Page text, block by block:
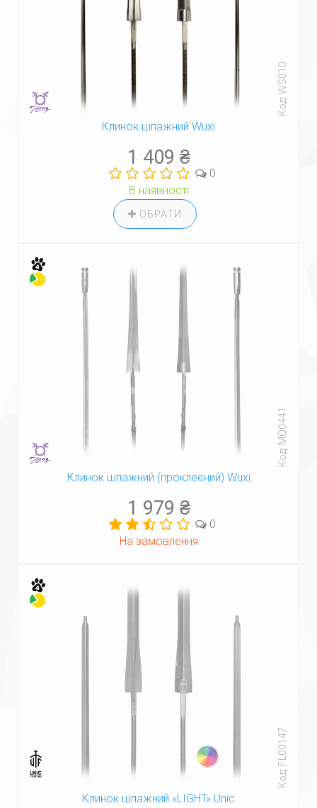
Код: WS010
Клинок шпажний Wuxi
1 409 ₴
0
В наявності
ОБРАТИ
Код: MQ0441
Клинок шпажний (проклеєний) Wuxi
1 979 ₴
0
На замовлення
Код: FL00147
Клинок шпажний «LIGHT» Unic